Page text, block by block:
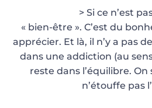
> Si ce n’est pas un
« bien-être ». C’est du
apprécier. Et là, il n’y a pas
dans une addiction (au
reste dans l’équilibre.
n’étouffe pas